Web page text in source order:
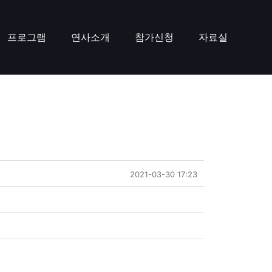
프로그램 연사소개 참가신청 자료실
2021-03-30 17:23